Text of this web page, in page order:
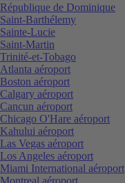
République de Dominique
Saint-Barthélemy
Sainte-Lucie
Saint-Martin
Trinité-et-Tobago
Atlanta aéroport
Boston aéroport
Calgary aéroport
Cancun aéroport
Chicago O'Hare aéroport
Kahului aéroport
Las Vegas aéroport
Los Angeles aéroport
Miami International aéroport
Montreal aéroport